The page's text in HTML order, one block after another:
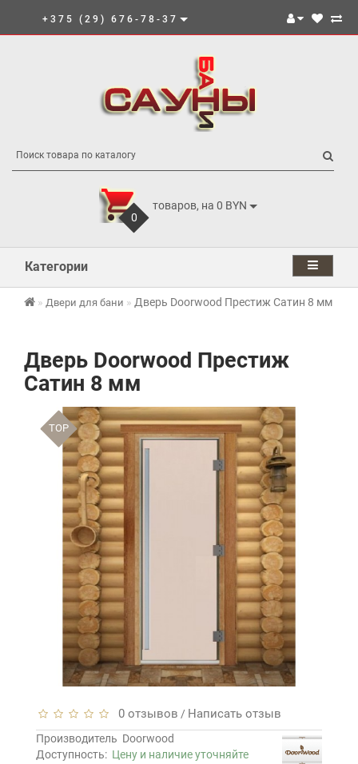
+375 (29) 676-78-37
0
товаров, на 0 BYN
Категории
Двери для бани Дверь Doorwood Престиж Сатин 8 мм
Дверь Doorwood Престиж
Сатин 8 мм
TOP
0 отзывов / Написать отзыв
Производитель Doorwood
Доступность: Цену и наличие уточняйте